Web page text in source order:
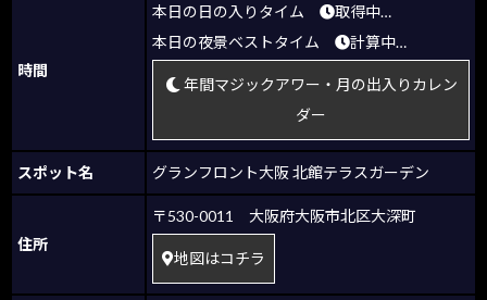
時間
本日の日の入りタイム
取得中…
本日の夜景ベストタイム
計算中…
年間マジックアワー・月の出入りカレン
ダー
スポット名 グランフロント大阪 北館テラスガーデン
住所
〒530-0011 大阪府大阪市北区大深町
地図はコチラ